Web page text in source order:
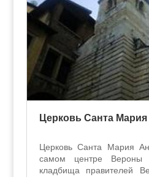
Верона
Средневековая
Церковь Санта
Церковь Санта Мария
самом центре
кладбища правителей